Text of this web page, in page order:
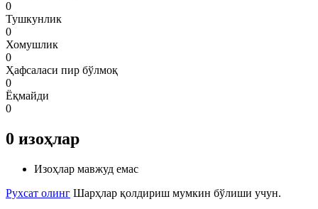
0
Тушкунлик
0
Хомушлик
0
Ҳафсаласи пир бўлмоқ
0
Ёқмайди
0
0 изоҳлар
Изоҳлар мавжуд емас
Рухсат олинг Шарҳлар қолдириш мумкин бўлиши учун.